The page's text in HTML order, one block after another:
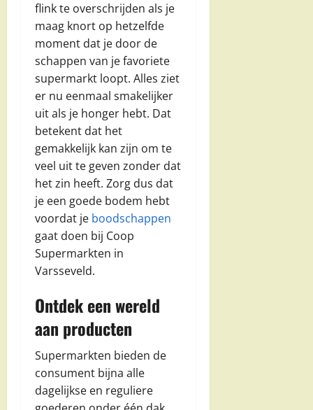
flink te overschrijden als je
maag knort op hetzelfde
moment dat je door de
schappen van je favoriete
supermarkt loopt. Alles ziet
er nu eenmaal smakelijker
uit als je honger hebt. Dat
betekent dat het
gemakkelijk kan zijn om te
veel uit te geven zonder dat
het zin heeft. Zorg dus dat
je een goede bodem hebt
voordat je boodschappen
gaat doen bij Coop
Supermarkten in
Varsseveld.
Ontdek een wereld
aan producten
Supermarkten bieden de
consument bijna alle
dagelijkse en reguliere